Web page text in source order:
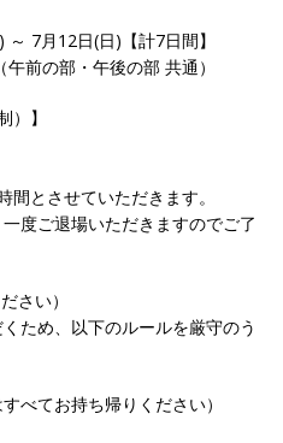
7月12日(日)【計7日間】
前の部・午後の部 共通）
）】
とさせていただきます。
ご退場いただきますのでご了
さい）
ため、以下のルールを厳守のう
べてお持ち帰りください）